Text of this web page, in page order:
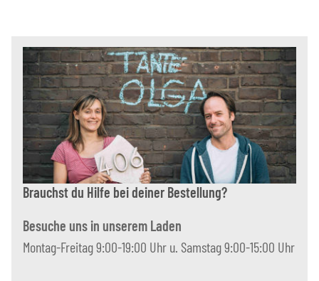
Brauchst du Hilfe bei deiner Bestellung?
Besuche uns in unserem Laden
Montag-Freitag 9:00-19:00 Uhr u. Samstag 9:00-15:00 Uhr